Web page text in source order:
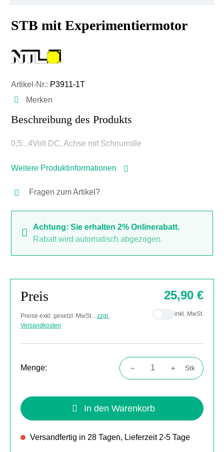
STB mit Experimentiermotor
Artikel-Nr.: P3911-1T
Merken
Beschreibung des Produkts
0,5...4Volt DC, Achse mit Schnurrolle
Weitere Produktinformationen
Fragen zum Artikel?
Achtung: Sie erhalten 2% Onlinerabatt.
Rabatt wird automatisch abgezogen.
Preis
Preise exkl. gesetzl. MwSt. . zzgl.
Versandkosten
25,90 €
inkl. MwSt.
Menge:
Produkt Anzahl: Gib den gewünschten
Stk
In den Warenkorb
Versandfertig in 28 Tagen, Lieferzeit 2-5 Tage